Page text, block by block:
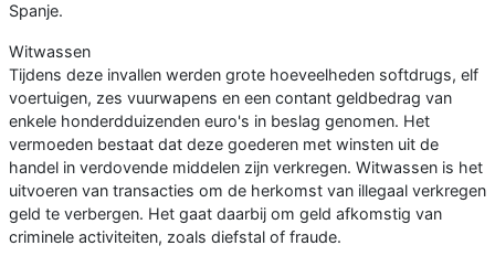
Spanje.
Witwassen
Tijdens deze invallen werden grote hoeveelheden softdrugs, elf
voertuigen, zes vuurwapens en een contant geldbedrag van
enkele honderdduizenden euro's in beslag genomen. Het
vermoeden bestaat dat deze goederen met winsten uit de
handel in verdovende middelen zijn verkregen. Witwassen is het
uitvoeren van transacties om de herkomst van illegaal verkregen
geld te verbergen. Het gaat daarbij om geld afkomstig van
criminele activiteiten, zoals diefstal of fraude.